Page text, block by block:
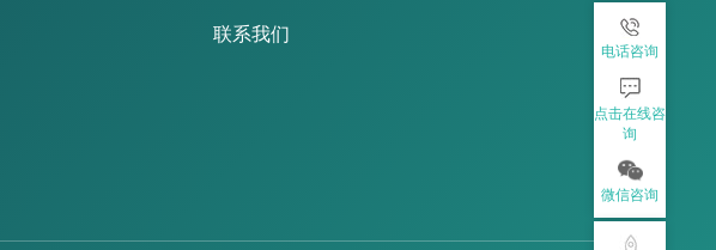
联系我们
电话咨询
点击在线咨
询
微信咨询